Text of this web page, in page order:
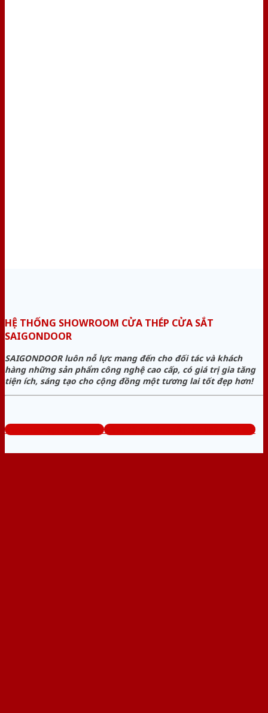
HỆ THỐNG SHOWROOM CỬA THÉP CỬA SẮT
SAIGONDOOR
SAIGONDOOR luôn nỗ lực mang đến cho đối tác và khách
hàng những sản phẩm công nghệ cao cấp, có giá trị gia tăng
tiện ích, sáng tạo cho cộng đồng một tương lai tốt đẹp hơn!
www.cuathepcuasat.com Tổng đài tư vấn miễn phí: 0824.400.400